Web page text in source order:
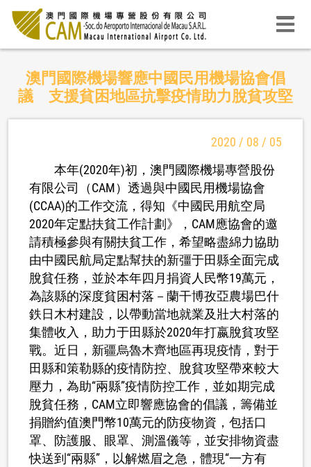
澳門國際機場響應中國民用機場協會倡
議 支援貧困地區抗擊疫情助力脫貧攻堅
2020 / 08 / 05
本年(2020年)初，澳門國際機場專營股份
有限公司（CAM）透過與中國民用機場協會
(CCAA)的工作交流，得知《中國民用航空局
2020年定點扶貧工作計劃》，CAM應協會的邀
請積極參與有關扶貧工作，希望略盡綿力協助
由中國民航局定點幫扶的新彊于田縣全面完成
脫貧任務，並於本年四月捐資人民幣19萬元，
為該縣的深度貧困村落－蘭干博孜亞農場巴什
鉄日木村建設，以帶動當地就業及壯大村落的
集體收入，助力于田縣於2020年打嬴脫貧攻堅
戰。近日，新疆烏魯木齊地區再現疫情，對于
田縣和策勒縣的疫情防控、脫貧攻堅帶來較大
壓力，為助“兩縣”疫情防控工作，並如期完成
脫貧任務，CAM立即響應協會的倡議，籌備並
捐贈約值澳門幣10萬元的防疫物資，包括口
罩、防護服、眼罩、測溫儀等，並安排物資盡
快送到“兩縣”，以解燃眉之急，體現“一方有